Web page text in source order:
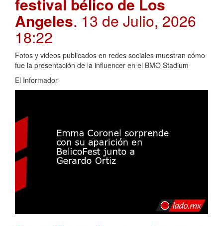
festival bélico de Los
Angeles. 13 de Julio, 2026
18:22
Fotos y videos publicados en redes sociales muestran cómo
fue la presentación de la influencer en el BMO Stadium
El Informador